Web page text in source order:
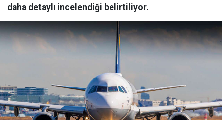
daha detaylı incelendiği belirtiliyor.